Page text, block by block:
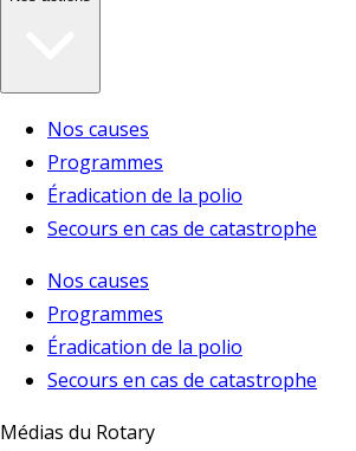
Nos causes
Programmes
Éradication de la polio
Secours en cas de catastrophe
Nos causes
Programmes
Éradication de la polio
Secours en cas de catastrophe
Médias du Rotary